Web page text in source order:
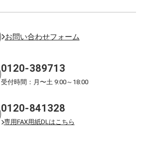
お問い合わせフォーム
0120-389713
受付時間：月〜土 9:00～18:00
0120-841328
専用FAX用紙DLはこちら